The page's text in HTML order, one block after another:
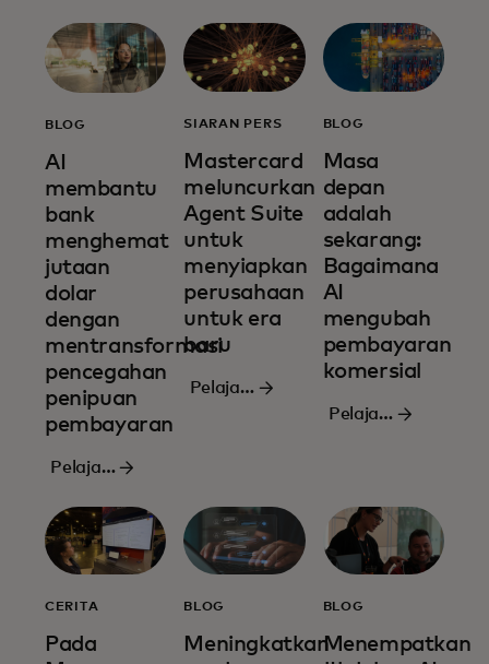
BLOG
AI
membantu
bank
menghemat
jutaan
dolar
dengan
mentransformasi
pencegahan
penipuan
pembayaran
Pelajari
lanjut
SIARAN PERS
Mastercard
meluncurkan
Agent Suite
untuk
menyiapkan
perusahaan
untuk era
baru
Pelajari
BLOG
Masa
depan
adalah
sekarang:
Bagaimana
AI
mengubah
pembayaran
komersial
Pelajari
CERITA
Pada
BLOG
Meningkatkan
BLOG
Menempatkan